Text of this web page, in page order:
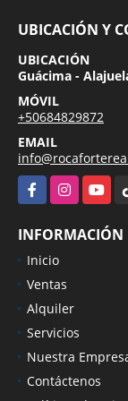
UBICACIÓN Y
UBICACIÓN
Guácima -
MÓVIL
+50684829872
EMAIL
FacebookInstagram
INFORMACIÓN
Inicio
Ventas
Alquiler
Servicios
Nuestra
Contáctenos